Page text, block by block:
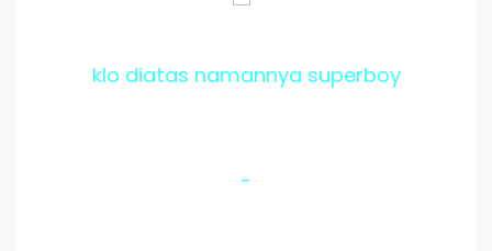
klo diatas namannya superboy
-